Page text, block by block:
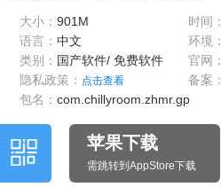
大小： 901M 时间：
语言： 中文 环境：
类别： 国产软件/ 免费软件 官网：
隐私政策： 点击查看 备案：
包名： com.chillyroom.zhmr.gp
苹果下载
需跳转到AppStore下载